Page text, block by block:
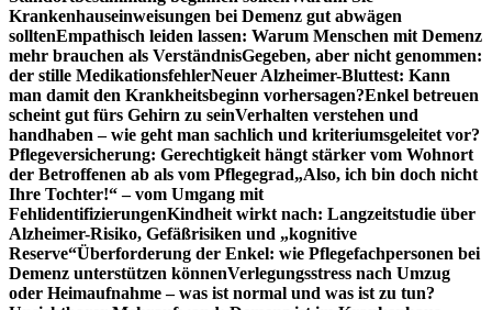
Krankenhauseinweisungen bei Demenz gut abwägen
solltenEmpathisch leiden lassen: Warum Menschen mit Demenz
mehr brauchen als VerständnisGegeben, aber nicht genommen:
der stille MedikationsfehlerNeuer Alzheimer-Bluttest: Kann
man damit den Krankheitsbeginn vorhersagen?Enkel betreuen
scheint gut fürs Gehirn zu seinVerhalten verstehen und
handhaben – wie geht man sachlich und kriteriumsgeleitet vor?
Pflegeversicherung: Gerechtigkeit hängt stärker vom Wohnort
der Betroffenen ab als vom Pflegegrad„Also, ich bin doch nicht
Ihre Tochter!“ – vom Umgang mit
FehlidentifizierungenKindheit wirkt nach: Langzeitstudie über
Alzheimer-Risiko, Gefäßrisiken und „kognitive
Reserve“Überforderung der Enkel: wie Pflegefachpersonen bei
Demenz unterstützen könnenVerlegungsstress nach Umzug
oder Heimaufnahme – was ist normal und was ist zu tun?